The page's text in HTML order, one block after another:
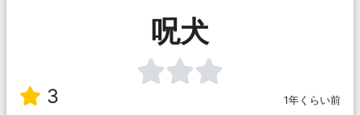
呪犬
3 1年くらい前